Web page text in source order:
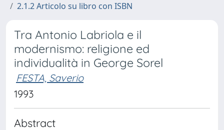
2.1.2 Articolo su libro con ISBN
Tra Antonio Labriola e il
modernismo: religione ed
individualità in George Sorel
FESTA, Saverio
1993
Abstract